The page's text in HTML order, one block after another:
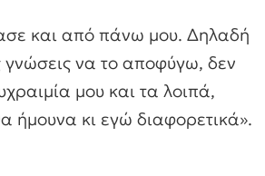
και από πάνω μου. Δηλαδή
γνώσεις να το αποφύγω, δεν
μου και τα λοιπά,
ήμουνα κι εγώ διαφορετικά».